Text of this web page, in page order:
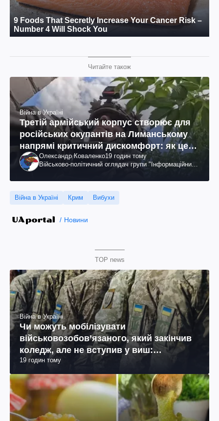
Читайте також
Війна в Україні
Третій армійський корпус створює для
російських окупантів на Лиманському
напрямі критичний дискомфорт: як це
вдалосяОлександр Коваленко19 годин тому
Військово-політичний оглядач групи "Інформаційний
Війна в Україні Крим Вибухи
Новини
TOP news
Війна в Україні
Чи можуть мобілізувати
військовозобов’язаного, який закінчив
коледж, але не вступив у виш:
пояснення юриста
19 годин тому